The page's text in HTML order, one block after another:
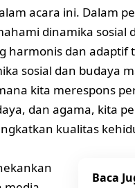
acara ini. Dalam
dinamika sosial
harmonis dan adaptif
sosial dan budaya
kita merespons
dan agama, kita
kualitas
Baca